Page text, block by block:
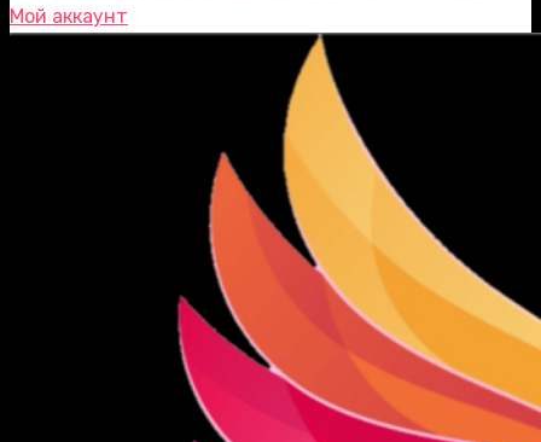
Мой аккаунт